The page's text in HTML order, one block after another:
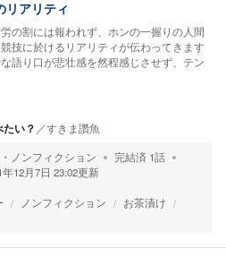
リアリティ
の割には報われず、ホンの一握りの人間
技に於けるリアリティが伝わってきます
語り口が悲壮感を然程感じさせず、テン
い？ ／すきま讚魚
ノンフィクション 完結済 1話
年12月7日 23:02更新
ノンフィクション
お茶漬け